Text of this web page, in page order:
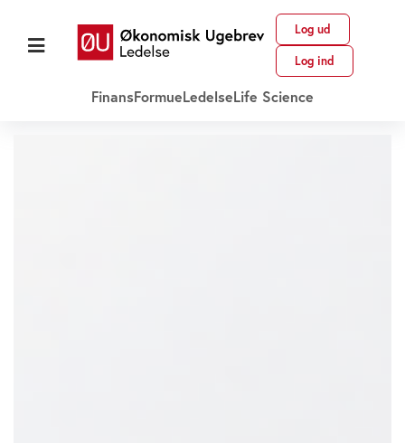
Log ud
Log ind
FinansFormueLedelseLife Science